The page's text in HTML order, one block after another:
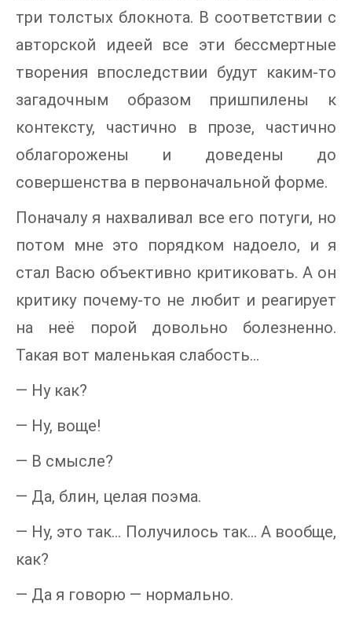
три толстых блокнота. В соответствии с
авторской идеей все эти бессмертные
творения впоследствии будут каким-то
загадочным образом пришпилены к
контексту, частично в прозе, частично
облагорожены и доведены до
совершенства в первоначальной форме.
Поначалу я нахваливал все его потуги, но
потом мне это порядком надоело, и я
стал Васю объективно критиковать. А он
критику почему-то не любит и реагирует
на неё порой довольно болезненно.
Такая вот маленькая слабость...
— Ну как?
— Ну, воще!
— В смысле?
— Да, блин, целая поэма.
— Ну, это так... Получилось так... А вообще,
как?
— Да я говорю — нормально.